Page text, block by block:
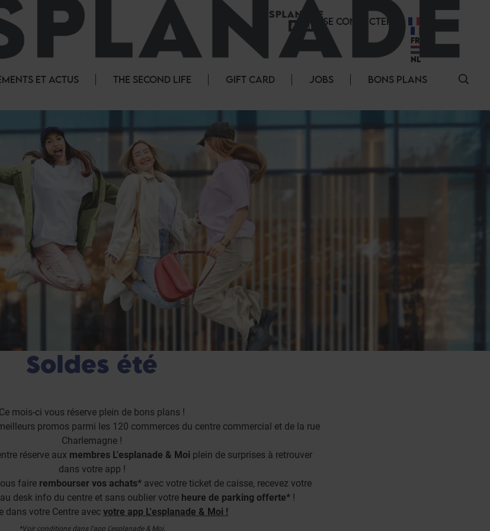
SE CONNECTER
FR
NL
ET ACTUS THE SECOND LIFE GIFT CARD JOBS BONS PLANS
Soldes été
Ce mois-ci vous réserve plein de bons plans !
promos parmi les 120 commerces du centre commercial et de la rue
Charlemagne !
réserve aux membres L'esplanade & Moi plein de surprises à retrouver
dans votre app !
faire rembourser vos achats*avec votre ticket de caisse, recevez votre
desk info du centre et sans oublier votre heure de parking offerte* !
dans votre Centre avec votre app L'esplanade & Moi !
*Voir conditions dans l'app L'esplanade & Moi.